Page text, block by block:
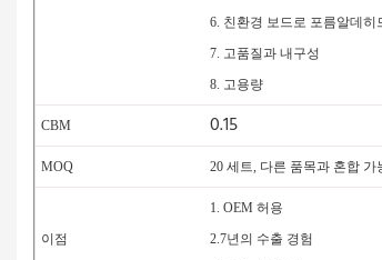
6. 친환경 보드로 포름알데히
7. 고품질과 내구성
8. 고용량
CBM 0.15
MOQ 20 세트, 다른 품목과 혼합 가
이점
1. OEM 허용
2.7년의 수출 경험